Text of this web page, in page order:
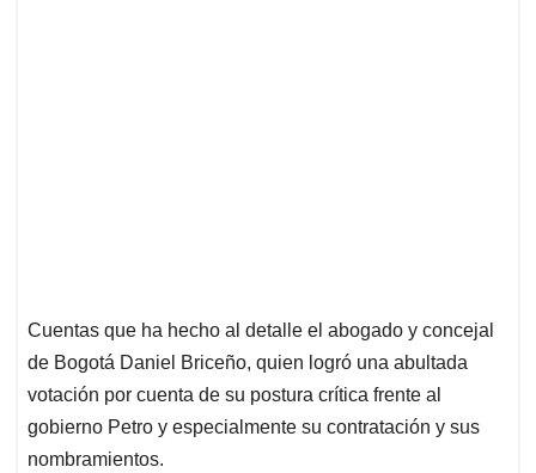
Cuentas que ha hecho al detalle el abogado y concejal
de Bogotá Daniel Briceño, quien logró una abultada
votación por cuenta de su postura crítica frente al
gobierno Petro y especialmente su contratación y sus
nombramientos.